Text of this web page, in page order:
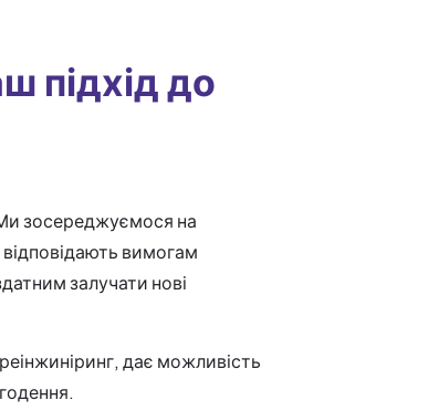
підхід до
зосереджуємося на
вимогам
залучати нові
дає можливість